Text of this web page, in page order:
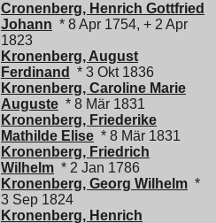
Cronenberg, Henrich Gottfried
Johann * 8 Apr 1754, + 2 Apr
1823
Kronenberg, August
Ferdinand
* 3 Okt 1836
Kronenberg, Caroline Marie
Auguste * 8 Mär 1831
Kronenberg, Friederike
Mathilde Elise * 8 Mär 1831
Kronenberg, Friedrich
Wilhelm * 2 Jan 1786
Kronenberg, Georg Wilhelm *
3 Sep 1824
Kronenberg, Henrich